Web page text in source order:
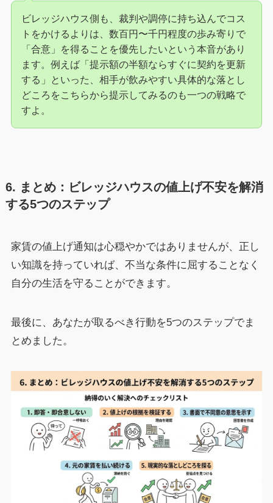
ビレッジハウス側も、裁判や調停に持ち込んでコス
トをかけるよりは、数百円〜千円程度の歩み寄りで
「合意」を得ることを優先したいという本音があり
ます。例えば「提示額の半額ならすぐに契約を更新
する」といった、相手が飲みやすい具体的な落とし
どころをこちらから提示してみるのも一つの戦略で
すよ。
6. まとめ：ビレッジハウスの値上げ不安を解消
する5つのステップ
家賃の値上げ通知は心穏やかではありませんが、正し
い知識を持っていれば、不当な条件に屈することなく
自分の生活を守ることができます。
最後に、あなたが取るべき行動を5つのステップでま
とめました。